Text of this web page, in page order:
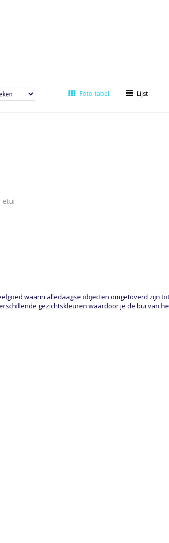
Foto-tabel Lijst
etui
waarin alledaagse objecten omgetoverd zijn
gezichtskleuren waardoor je de bui van